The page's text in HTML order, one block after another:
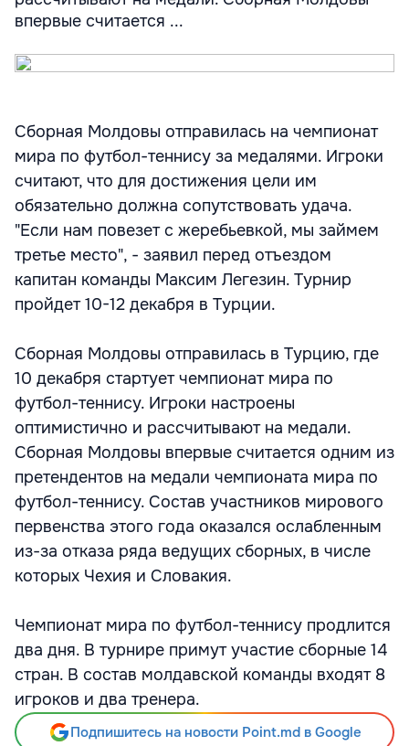
впервые считается ...
Сборная Молдовы отправилась на чемпионат
мира по футбол-теннису за медалями. Игроки
считают, что для достижения цели им
обязательно должна сопутствовать удача.
"Если нам повезет с жеребьевкой, мы займем
третье место", - заявил перед отъездом
капитан команды Максим Легезин. Турнир
пройдет 10-12 декабря в Турции.
Сборная Молдовы отправилась в Турцию, где
10 декабря стартует чемпионат мира по
футбол-теннису. Игроки настроены
оптимистично и рассчитывают на медали.
Сборная Молдовы впервые считается одним из
претендентов на медали чемпионата мира по
футбол-теннису. Состав участников мирового
первенства этого года оказался ослабленным
из-за отказа ряда ведущих сборных, в числе
которых Чехия и Словакия.
Чемпионат мира по футбол-теннису продлится
два дня. В турнире примут участие сборные 14
стран. В состав молдавской команды входят 8
игроков и два тренера.
Подпишитесь на новости Point.md в Google